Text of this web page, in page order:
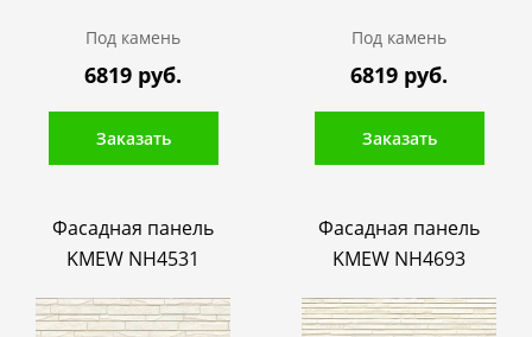
Под камень
6819 руб.
Заказать
Под камень
6819 руб.
Заказать
Фасадная панель
KMEW NH4531
Фасадная панель
KMEW NH4693